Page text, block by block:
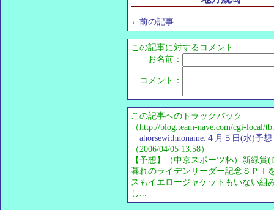
←前の記事
この記事に対するコメント
お名前：
コメント：
この記事へのトラックバック
（http://blog.team-nave.com/cgi-local/
ahorsewithnoname:４月５日(水)予
（2006/04/05 13:58）
【予想】（中京スポーツ杯）新緑賞
暮れのライデンリーダー記念ＳＰＩ
スもイエロージャケットもいない組
し...